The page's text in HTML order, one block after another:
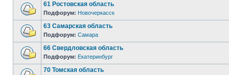
61 Ростовская область
Подфорум: Новочеркасск
63 Самарская область
Подфорум: Самара
66 Свердловская область
Подфорум: Екатеринбург
70 Томская область